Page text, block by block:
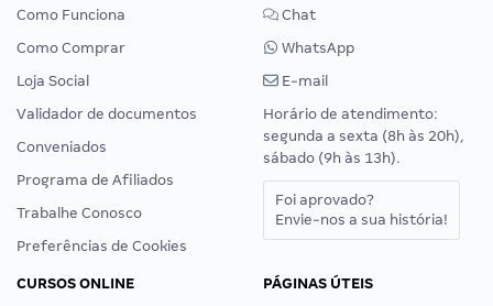
Como Funciona
Como Comprar
Loja Social
Validador de documentos
Conveniados
Programa de Afiliados
Trabalhe Conosco
Preferências de Cookies
Chat
WhatsApp
E-mail
Horário de atendimento:
segunda a sexta (8h às 20h),
sábado (9h às 13h).
Foi aprovado?
Envie-nos a sua história!
CURSOS ONLINE
PÁGINAS ÚTEIS